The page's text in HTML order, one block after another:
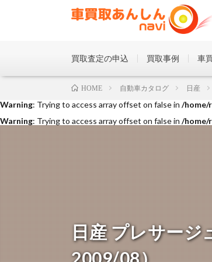
: Trying to access array offset on false in /
Warning: Trying to access array offset on false in /home/
Warning: Trying to access array offset on false in /home/
買取査定の申込 買取事例 車
日産 プレサージ
HOME 自動車カタログ 日産